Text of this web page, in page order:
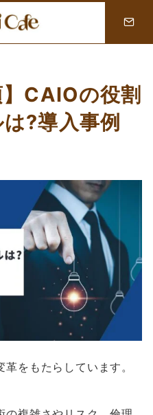
】CAIOの役割
?導入事例
をもたらしています。